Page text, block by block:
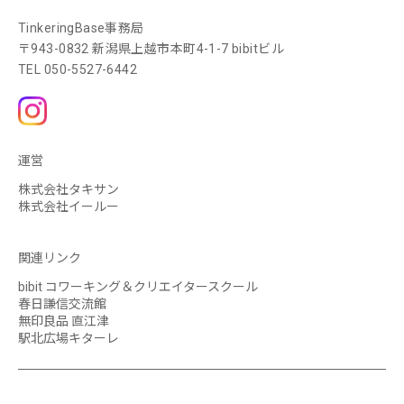
TinkeringBase事務局
〒943-0832 新潟県上越市本町4-1-7 bibitビル
TEL 050-5527-6442
運営
株式会社タキサン
株式会社イールー
関連リンク
bibit コワーキング＆クリエイタースクール
春日謙信交流館
無印良品 直江津
駅北広場キターレ